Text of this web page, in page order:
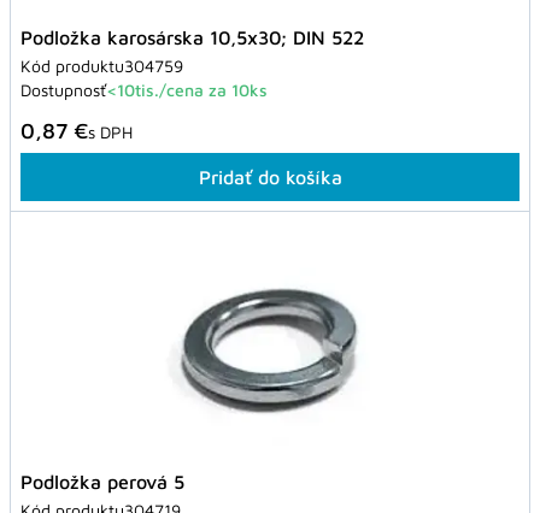
Podložka karosárska 10,5x30; DIN 522
Kód produktu304759
Dostupnosť<10tis./cena za 10ks
0,87 €s DPH
Pridať do košíka
Podložka perová 5